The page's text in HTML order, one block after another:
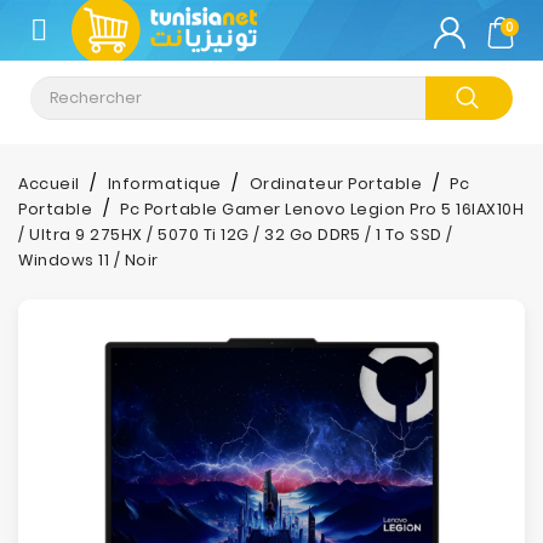
CATÉGORIE
Climatisation
Informatique
Téléphonie
&
Impression
Stockage
0
Accueil Informatique Ordinateur Portable
Pc
Portable
Pc Portable Gamer Lenovo Legion Pro 5 16IAX10H
/ Ultra 9 275HX / 5070 Ti 12G / 32 Go DDR5 / 1 To SSD /
Windows 11 / Noir